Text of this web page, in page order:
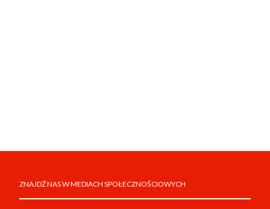
ZNAJDŹ NAS W MEDIACH SPOŁECZNOŚCIOWYCH